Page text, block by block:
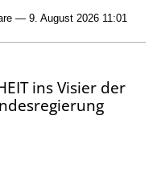
— 9. August 2026 11:01
ins Visier der